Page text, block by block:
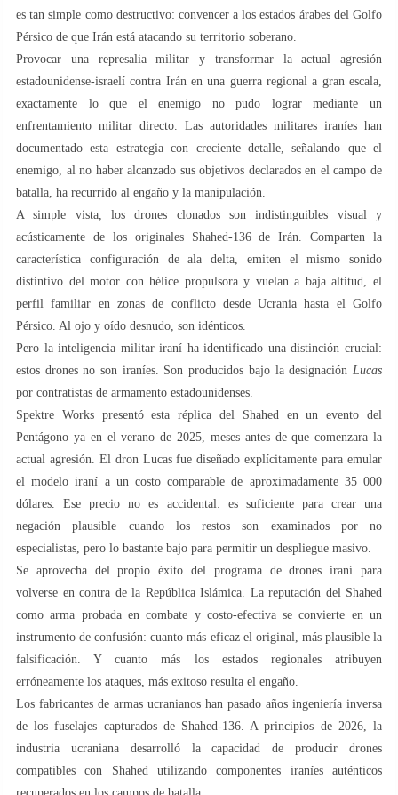
es tan simple como destructivo: convencer a los estados árabes del Golfo
Pérsico de que Irán está atacando su territorio soberano.
Provocar una represalia militar y transformar la actual agresión
estadounidense-israelí contra Irán en una guerra regional a gran escala,
exactamente lo que el enemigo no pudo lograr mediante un
enfrentamiento militar directo. Las autoridades militares iraníes han
documentado esta estrategia con creciente detalle, señalando que el
enemigo, al no haber alcanzado sus objetivos declarados en el campo de
batalla, ha recurrido al engaño y la manipulación.
A simple vista, los drones clonados son indistinguibles visual y
acústicamente de los originales Shahed-136 de Irán. Comparten la
característica configuración de ala delta, emiten el mismo sonido
distintivo del motor con hélice propulsora y vuelan a baja altitud, el
perfil familiar en zonas de conflicto desde Ucrania hasta el Golfo
Pérsico. Al ojo y oído desnudo, son idénticos.
Pero la inteligencia militar iraní ha identificado una distinción crucial:
estos drones no son iraníes. Son producidos bajo la designación Lucas
por contratistas de armamento estadounidenses.
Spektre Works presentó esta réplica del Shahed en un evento del
Pentágono ya en el verano de 2025, meses antes de que comenzara la
actual agresión. El dron Lucas fue diseñado explícitamente para emular
el modelo iraní a un costo comparable de aproximadamente 35 000
dólares. Ese precio no es accidental: es suficiente para crear una
negación plausible cuando los restos son examinados por no
especialistas, pero lo bastante bajo para permitir un despliegue masivo.
Se aprovecha del propio éxito del programa de drones iraní para
volverse en contra de la República Islámica. La reputación del Shahed
como arma probada en combate y costo-efectiva se convierte en un
instrumento de confusión: cuanto más eficaz el original, más plausible la
falsificación. Y cuanto más los estados regionales atribuyen
erróneamente los ataques, más exitoso resulta el engaño.
Los fabricantes de armas ucranianos han pasado años ingeniería inversa
de los fuselajes capturados de Shahed-136. A principios de 2026, la
industria ucraniana desarrolló la capacidad de producir drones
compatibles con Shahed utilizando componentes iraníes auténticos